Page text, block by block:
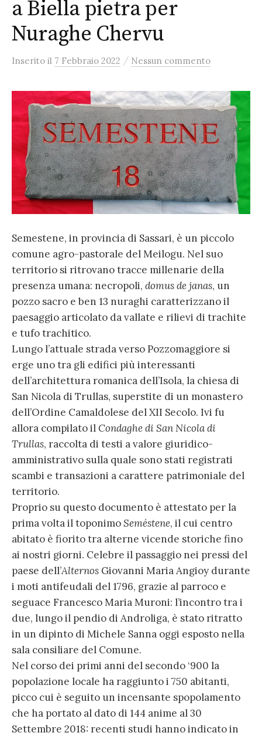
a Biella pietra per
Nuraghe Chervu
Inserito il 7 Febbraio 2022 / Nessun commento
Semestene, in provincia di Sassari, è un piccolo
comune agro-pastorale del Meilogu. Nel suo
territorio si ritrovano tracce millenarie della
presenza umana: necropoli, domus de janas, un
pozzo sacro e ben 13 nuraghi caratterizzano il
paesaggio articolato da vallate e rilievi di trachite
e tufo trachitico.
Lungo l’attuale strada verso Pozzomaggiore si
erge uno tra gli edifici più interessanti
dell’architettura romanica dell’Isola, la chiesa di
San Nicola di Trullas, superstite di un monastero
dell’Ordine Camaldolese del XII Secolo. Ivi fu
allora compilato ilCondaghe di San Nicola di
Trullas, raccolta di testi a valore giuridico-
amministrativo sulla quale sono stati registrati
scambi e transazioni a carattere patrimoniale del
territorio.
Proprio su questo documento è attestato per la
prima volta il toponimoSeméstene, il cui centro
abitato è fiorito tra alterne vicende storiche fino
ai nostri giorni. Celebre il passaggio nei pressi del
paese dell’Alternos Giovanni Maria Angioy durante
i moti antifeudali del 1796, grazie al parroco e
seguace Francesco Maria Muroni: l’incontro tra i
due, lungo il pendio di Androliga, è stato ritratto
in un dipinto di Michele Sanna oggi esposto nella
sala consiliare del Comune.
Nel corso dei primi anni del secondo ‘900 la
popolazione locale ha raggiunto i 750 abitanti,
picco cui è seguito un incensante spopolamento
che ha portato al dato di 144 anime al 30
Settembre 2018: recenti studi hanno indicato in